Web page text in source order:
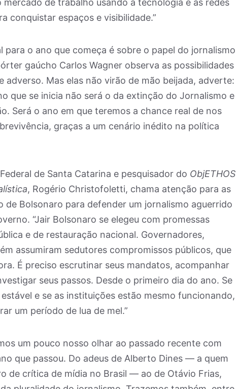
de trabalho usando a tecnologia e as redes
conquistar espaços e visibilidade.”
para o ano que começa é sobre o papel do jornalismo
gaúcho Carlos Wagner observa as possibilidades
adverso. Mas elas não virão de mão beijada, adverte:
que se inicia não será o da extinção do Jornalismo e
Será o ano em que teremos a chance real de nos
graças a um cenário inédito na política
de Santa Catarina e pesquisador do ObjETHOS
, Rogério Christofoletti, chama atenção para as
de Bolsonaro para defender um jornalismo aguerrido
“Jair Bolsonaro se elegeu com promessas
e de restauração nacional. Governadores,
assumiram sedutores compromissos públicos, que
É preciso escrutinar seus mandatos, acompanhar
seus passos. Desde o primeiro dia do ano. Se
e se as instituições estão mesmo funcionando,
um período de lua de mel.”
um pouco nosso olhar ao passado recente com
que passou. Do adeus de Alberto Dines — a quem
de crítica de mídia no Brasil — ao de Otávio Frias,